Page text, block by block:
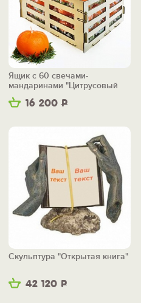
16 200 Р
Ящик с 60 свечами-
мандаринами "Цитрусовый
бум"
42 120 Р
Скульптура "Открытая книга"